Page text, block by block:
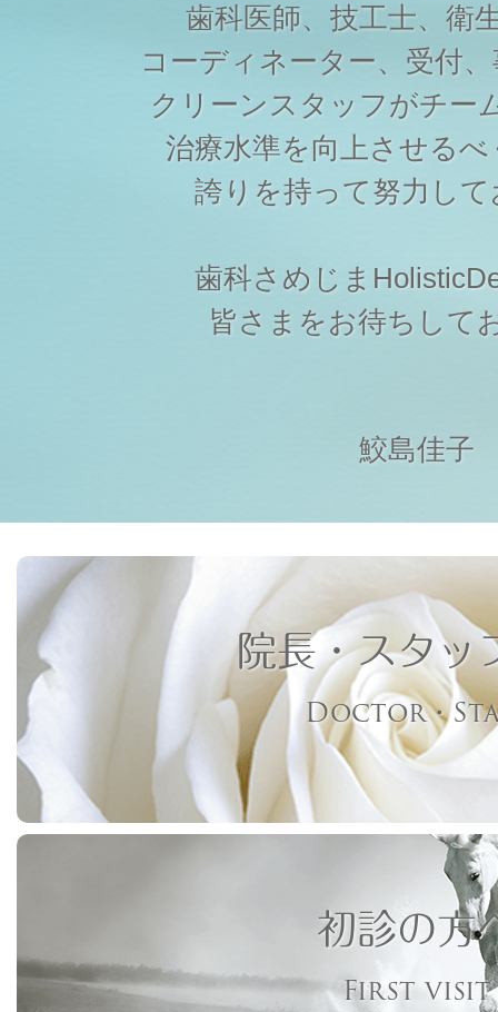
歯科医師、技工士、衛
コーディネーター、受付
クリーンスタッフがチー
治療水準を向上させる
誇りを持って努力し
歯科さめじま
皆さまをお待ちして
鮫島佳子
院長・スタッ
Doctor・
初診の方
First visit